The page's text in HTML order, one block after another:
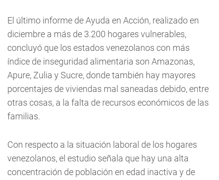
El último informe de Ayuda en Acción, realizado en
diciembre a más de 3.200 hogares vulnerables,
concluyó que los estados venezolanos con más
índice de inseguridad alimentaria son Amazonas,
Apure, Zulia y Sucre, donde también hay mayores
porcentajes de viviendas mal saneadas debido, entre
otras cosas, a la falta de recursos económicos de las
familias.
Con respecto a la situación laboral de los hogares
venezolanos, el estudio señala que hay una alta
concentración de población en edad inactiva y de